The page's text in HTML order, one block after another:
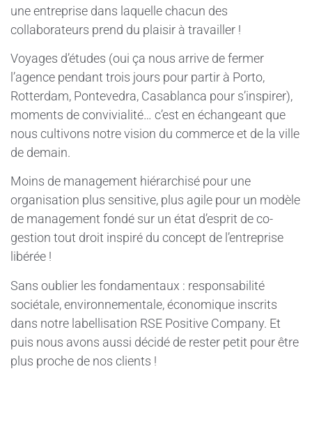
une entreprise dans laquelle chacun des
collaborateurs prend du plaisir à travailler !
Voyages d’études (oui ça nous arrive de fermer
l’agence pendant trois jours pour partir à Porto,
Rotterdam, Pontevedra, Casablanca pour s’inspirer),
moments de convivialité… c’est en échangeant que
nous cultivons notre vision du commerce et de la ville
de demain.
Moins de management hiérarchisé pour une
organisation plus sensitive, plus agile pour un modèle
de management fondé sur un état d’esprit de co-
gestion tout droit inspiré du concept de l’entreprise
libérée !
Sans oublier les fondamentaux : responsabilité
sociétale, environnementale, économique inscrits
dans notre labellisation RSE Positive Company. Et
puis nous avons aussi décidé de rester petit pour être
plus proche de nos clients !